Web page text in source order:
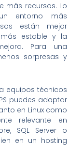
más recursos. Lo
entorno más
están mejor
estable y la
Para una
sorpresas y
equipos técnicos
puedes adaptar
en Linux como
relevante en
SQL Server o
en un hosting